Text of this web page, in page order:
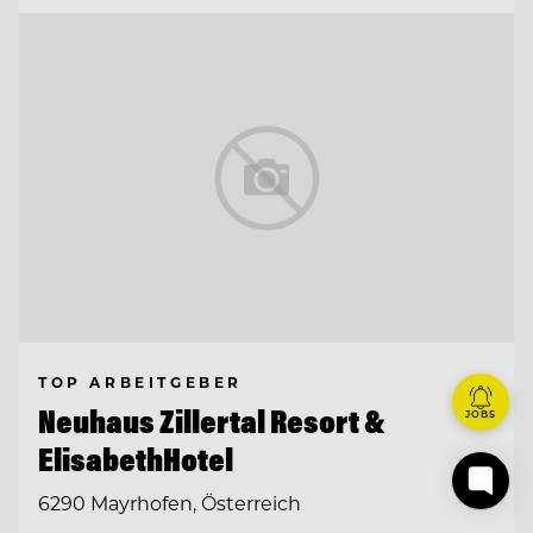
TOP ARBEITGEBER
Neuhaus Zillertal Resort &
ElisabethHotel
6290 Mayrhofen, Österreich
JOBS